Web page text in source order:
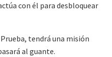
con él para desbloquear
tendrá una misión
al guante.